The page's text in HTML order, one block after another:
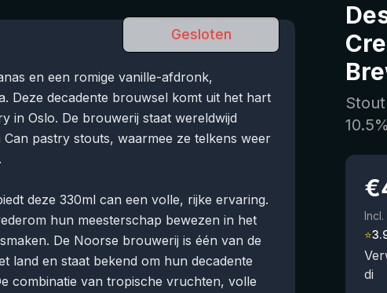
Cadeaubonnen
Bierpakketten
Brouwerijen
Bierstijlen
Gesloten
en een romige vanille-afdronk,
Deze decadente brouwsel komt uit het hart
in Oslo. De brouwerij staat wereldwijd
pastry stouts, waarmee ze telkens weer
deze 330ml can een volle, rijke ervaring.
hun meesterschap bewezen in het
De Noorse brouwerij is één van de
land en staat bekend om hun decadente
combinatie van tropische vruchten, volle
10.5%
€
⭐
di